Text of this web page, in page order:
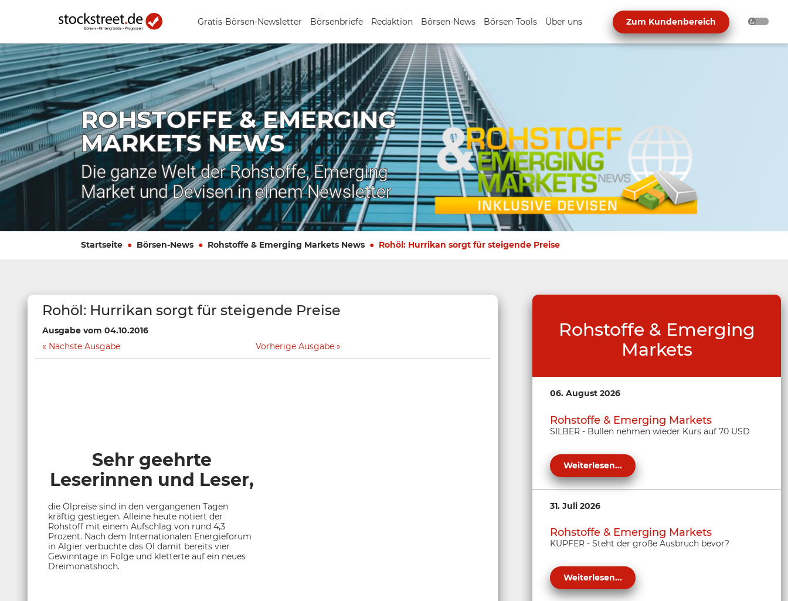
Gratis-Börsen-Newsletter Börsenbriefe Redaktion Börsen-News Börsen-Tools Über uns Zum Kundenbereich
ROHSTOFFE & EMERGING
MARKETS NEWS
Die ganze Welt der Rohstoffe, Emerging
Market und Devisen in einem Newsletter
Startseite Börsen-News Rohstoffe & Emerging Markets News Rohöl: Hurrikan sorgt für steigende Preise
Rohöl: Hurrikan sorgt für steigende Preise
Ausgabe vom 04.10.2016
Nächste Ausgabe
Vorherige Ausgabe
Sehr geehrte
Leserinnen und Leser,
die Ölpreise sind in den vergangenen Tagen
kräftig gestiegen. Alleine heute notiert der
Rohstoff mit einem Aufschlag von rund 4,3
Prozent. Nach dem Internationalen Energieforum
in Algier verbuchte das Öl damit bereits vier
Gewinntage in Folge und kletterte auf ein neues
Dreimonatshoch.
Rohstoffe & Emerging
Markets
06. August 2026
Rohstoffe & Emerging Markets
SILBER - Bullen nehmen wieder Kurs auf 70 USD
Weiterlesen...
31. Juli 2026
Rohstoffe & Emerging Markets
KUPFER - Steht der große Ausbruch bevor?
Weiterlesen...